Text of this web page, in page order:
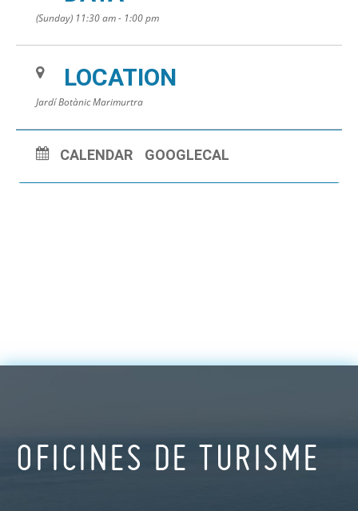
(Sunday) 11:30 am - 1:00 pm
LOCATION
Jardí Botànic Marimurtra
CALENDAR GOOGLECAL
OFICINES DE TURISME